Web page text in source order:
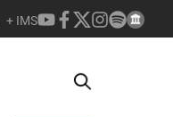
+ IMS